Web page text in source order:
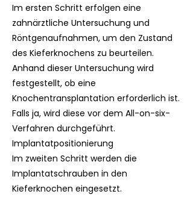
Im ersten Schritt erfolgen eine
zahnärztliche Untersuchung und
Röntgenaufnahmen, um den Zustand
des Kieferknochens zu beurteilen.
Anhand dieser Untersuchung wird
festgestellt, ob eine
Knochentransplantation erforderlich ist.
Falls ja, wird diese vor dem All-on-six-
Verfahren durchgeführt.
Implantatpositionierung
Im zweiten Schritt werden die
Implantatschrauben in den
Kieferknochen eingesetzt.